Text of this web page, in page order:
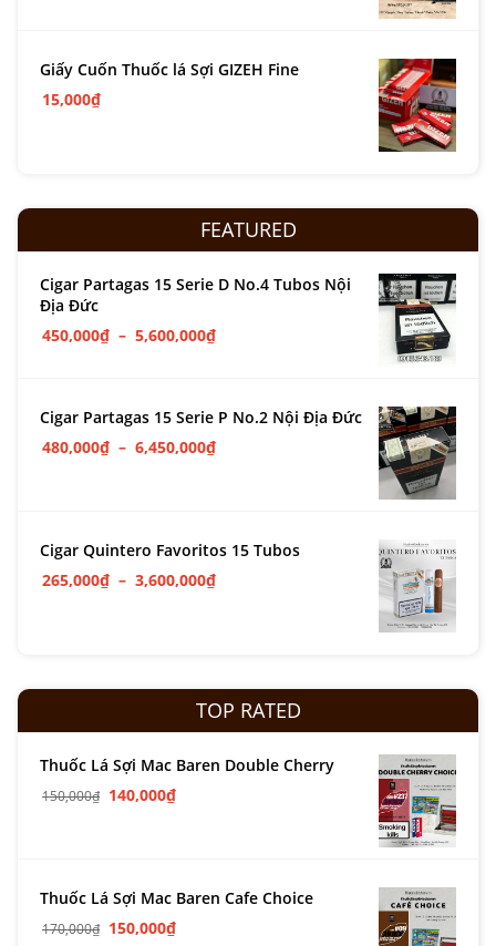
Giấy Cuốn Thuốc lá Sợi GIZEH Fine
15,000₫
FEATURED
Cigar Partagas 15 Serie D No.4 Tubos Nội
Địa Đức
450,000₫ – 5,600,000₫
Cigar Partagas 15 Serie P No.2 Nội Địa Đức
480,000₫ – 6,450,000₫
Cigar Quintero Favoritos 15 Tubos
265,000₫ – 3,600,000₫
TOP RATED
Thuốc Lá Sợi Mac Baren Double Cherry
150,000₫ 140,000₫
Thuốc Lá Sợi Mac Baren Cafe Choice
170,000₫ 150,000₫